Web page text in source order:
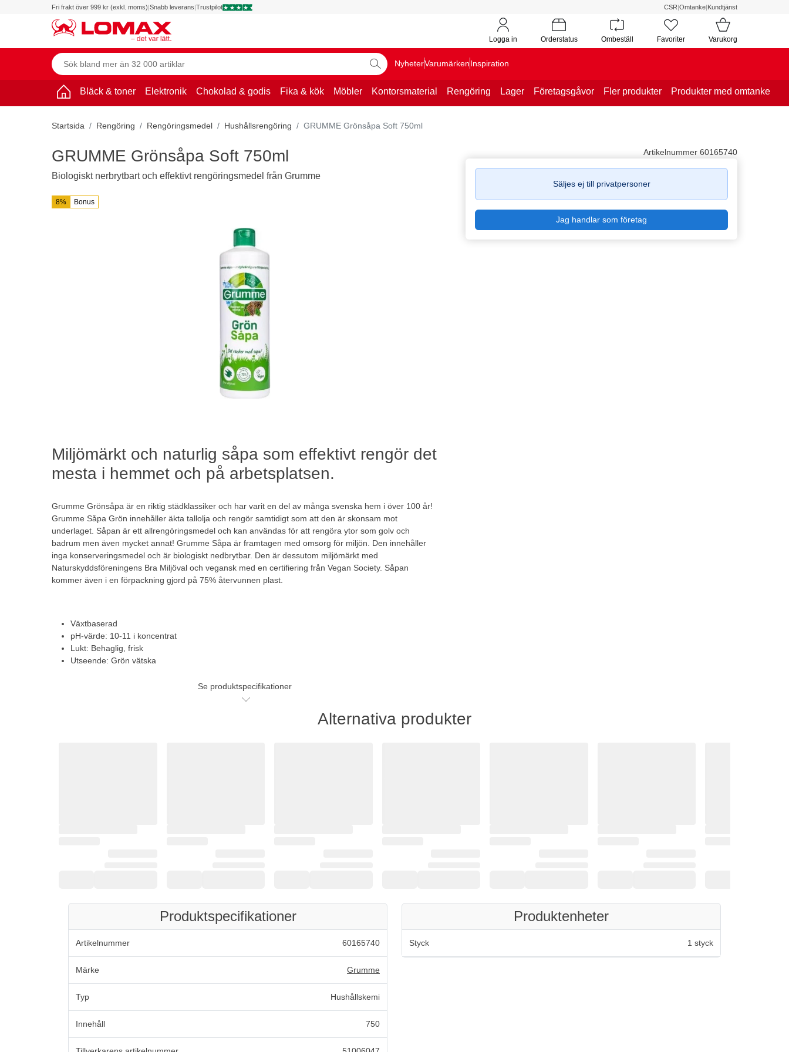
Fri frakt över 999 kr (exkl. moms)|Snabb leverans|Trustpilot CSR|Omtanke|Kundtjänst
Logga in Orderstatus Ombeställ Favoriter Varukorg
NyheterVarumärkenInspiration
Bläck & toner Elektronik Chokolad & godis Fika & kök Möbler Kontorsmaterial Rengöring Lager Företagsgåvor Fler produkter Produkter med omtanke
Startsida Rengöring Rengöringsmedel Hushållsrengöring GRUMME Grönsåpa Soft 750ml
8% Bonus
Miljömärkt och naturlig såpa som effektivt rengör det
mesta i hemmet och på arbetsplatsen.
Grumme Grönsåpa är en riktig städklassiker och har varit en del av många svenska hem i över 100 år!
Grumme Såpa Grön innehåller äkta tallolja och rengör samtidigt som att den är skonsam mot
underlaget. Såpan är ett allrengöringsmedel och kan användas för att rengöra ytor som golv och
badrum men även mycket annat! Grumme Såpa är framtagen med omsorg för miljön. Den innehåller
inga konserveringsmedel och är biologiskt nedbrytbar. Den är dessutom miljömärkt med
Naturskyddsföreningens Bra Miljöval och vegansk med en certifiering från Vegan Society. Såpan
kommer även i en förpackning gjord på 75% återvunnen plast.
Växtbaserad
pH-värde: 10-11 i koncentrat
Lukt: Behaglig, frisk
Utseende: Grön vätska
Se produktspecifikationer
Artikelnummer 60165740
Säljes ej till privatpersoner
Jag handlar som företag
GRUMME Grönsåpa Soft 750ml
Biologiskt nerbrytbart och effektivt rengöringsmedel från Grumme
Alternativa produkter
Produktspecifikationer
Artikelnummer 60165740
Märke Grumme
Typ Hushållskemi
Innehåll 750
Produktenheter
Styck 1 styck